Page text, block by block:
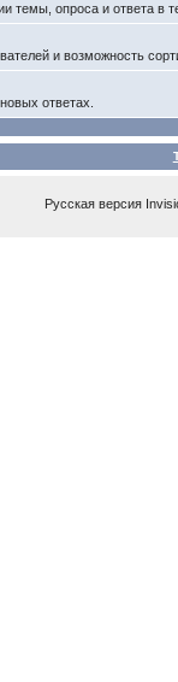
темы, опроса и ответа в
и возможность
ответах.
Русская версия